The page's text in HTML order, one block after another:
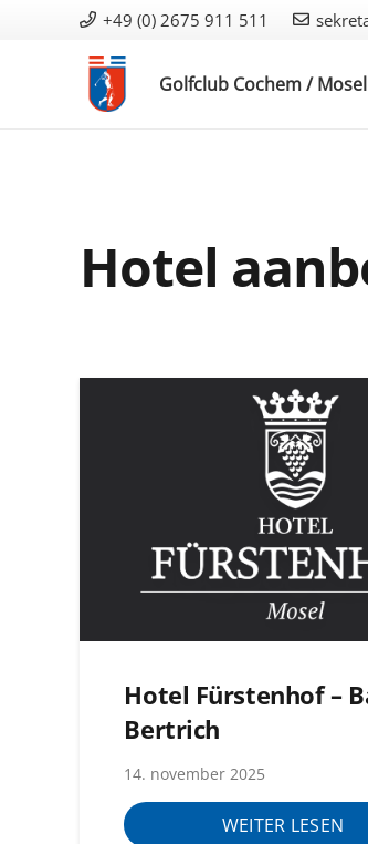
+49 (0) 2675 911 511
Golfclub Cochem /
Hotel
Hotel Fürstenhof –
Bertrich
14. november 2025
WEITER LESEN